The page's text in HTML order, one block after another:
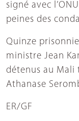
signé avec
peines des
Quinze
ministre Jean
détenus au Mali
Athanase
ER/GF